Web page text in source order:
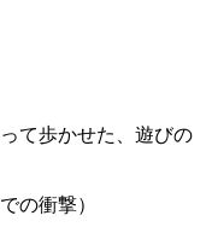
って歩かせた、遊びの
の衝撃）